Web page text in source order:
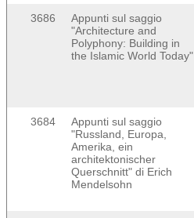
3686
Appunti sul saggio
"Architecture and
Polyphony: Building in
the Islamic World Today"
3684
Appunti sul saggio
"Russland, Europa,
Amerika, ein
architektonischer
Querschnitt" di Erich
Mendelsohn